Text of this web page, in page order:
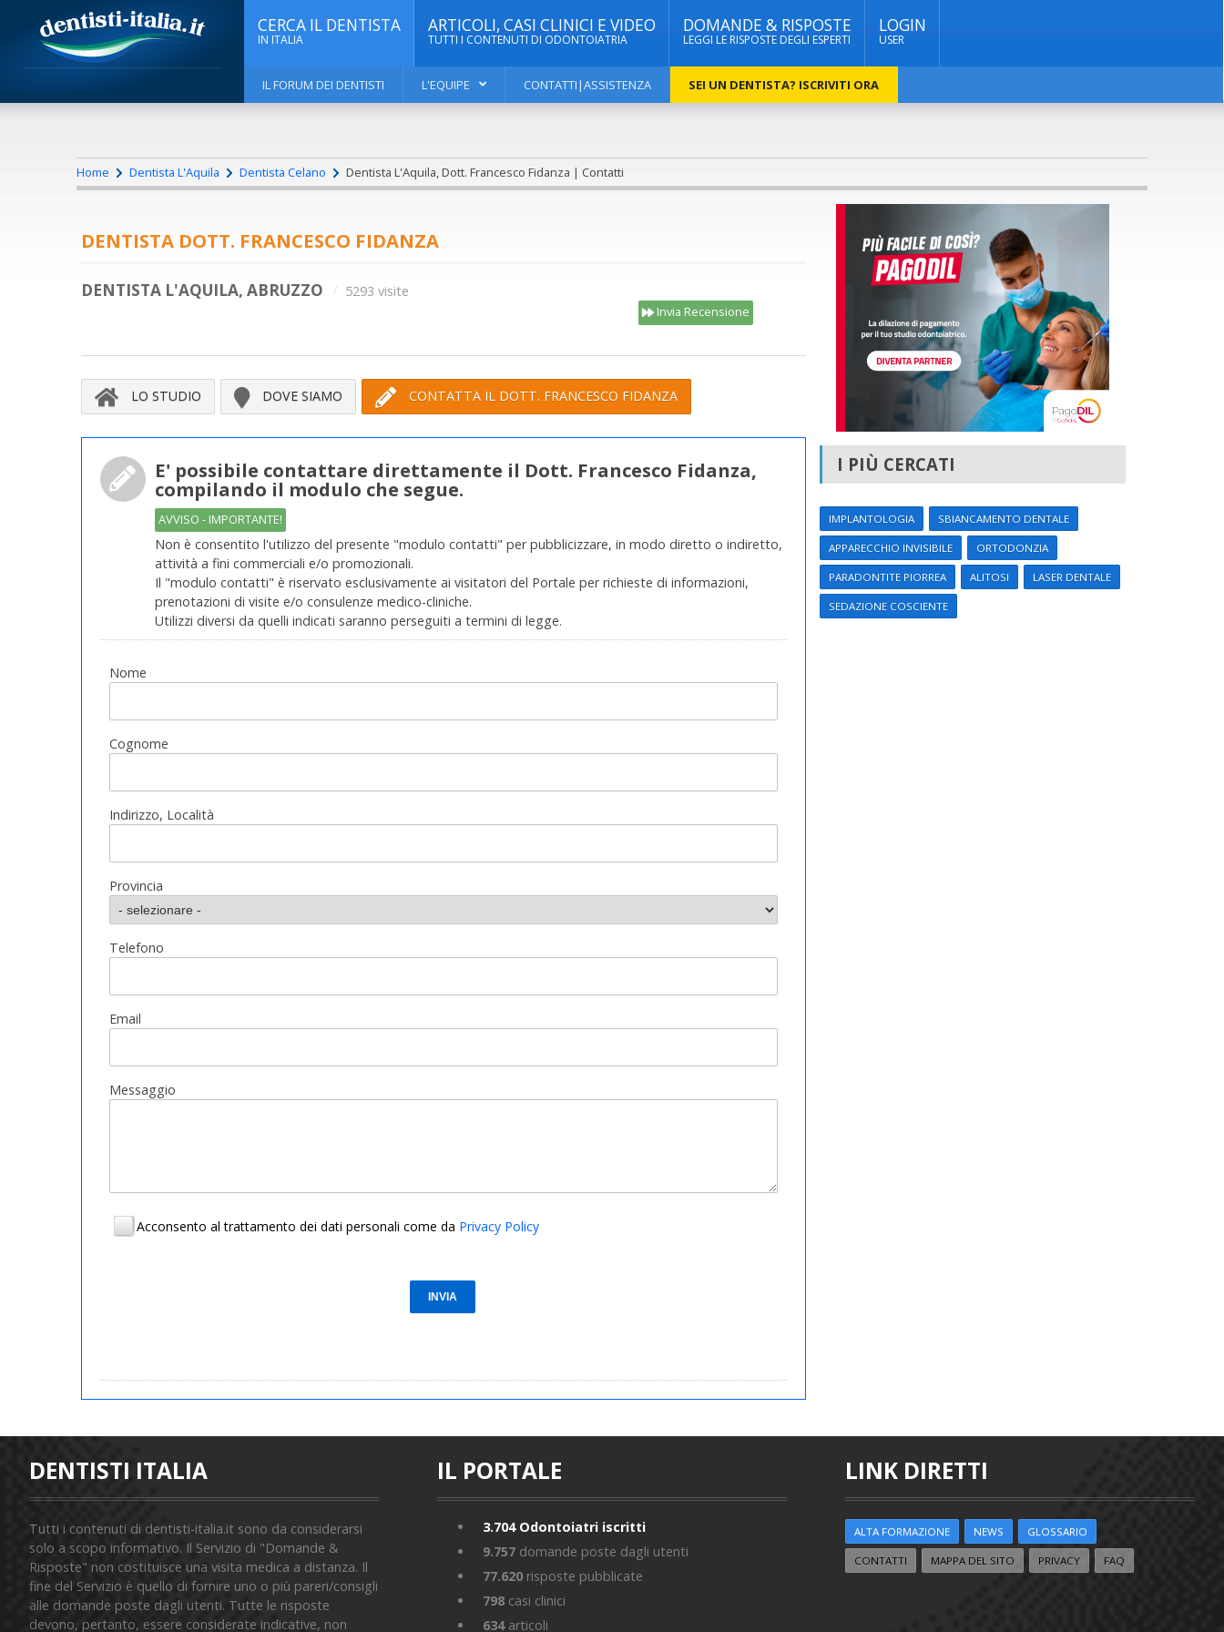
CERCA IL DENTISTA
IN ITALIA
ARTICOLI, CASI CLINICI E VIDEO
TUTTI I CONTENUTI DI ODONTOIATRIA
DOMANDE & RISPOSTE
LEGGI LE RISPOSTE DEGLI ESPERTI
LOGIN
USER
IL FORUM DEI DENTISTI L'EQUIPE CONTATTI|ASSISTENZA SEI UN DENTISTA? ISCRIVITI ORA
Home Dentista L'Aquila Dentista Celano Dentista L'Aquila, Dott. Francesco Fidanza | Contatti
DENTISTA DOTT. FRANCESCO FIDANZA
DENTISTA L'AQUILA, ABRUZZO 5293 visite
Invia Recensione
LO STUDIO DOVE SIAMO CONTATTA IL DOTT. FRANCESCO FIDANZA
E' possibile contattare direttamente il Dott. Francesco Fidanza,
compilando il modulo che segue.
AVVISO - IMPORTANTE!
Non è consentito l'utilizzo del presente "modulo contatti" per pubblicizzare, in modo diretto o indiretto,
attività a fini commerciali e/o promozionali.
Il "modulo contatti" è riservato esclusivamente ai visitatori del Portale per richieste di informazioni,
prenotazioni di visite e/o consulenze medico-cliniche.
Utilizzi diversi da quelli indicati saranno perseguiti a termini di legge.
Nome
Cognome
Indirizzo, Località
Provincia
Telefono
Email
Messaggio
Acconsento al trattamento dei dati personali come da Privacy Policy
I PIÙ CERCATI
IMPLANTOLOGIA SBIANCAMENTO DENTALE
APPARECCHIO INVISIBILE ORTODONZIA
PARADONTITE PIORREA ALITOSI LASER DENTALE
SEDAZIONE COSCIENTE
DENTISTI ITALIA
Tutti i contenuti di dentisti-italia.it sono da considerarsi
solo a scopo informativo. Il Servizio di "Domande &
Risposte" non costituisce una visita medica a distanza. Il
fine del Servizio è quello di fornire uno o più pareri/consigli
alle domande poste dagli utenti. Tutte le risposte
devono, pertanto, essere considerate indicative, non
IL PORTALE
3.704Odontoiatri iscritti
9.757 domande poste dagli utenti
77.620 risposte pubblicate
798 casi clinici
634articoli
LINK DIRETTI
ALTA FORMAZIONE NEWS GLOSSARIO
CONTATTI MAPPA DEL SITO PRIVACY FAQ